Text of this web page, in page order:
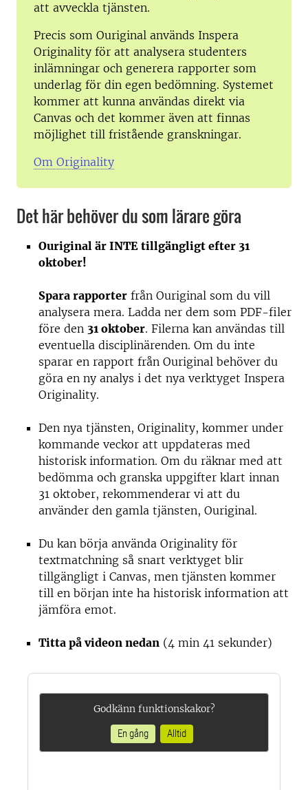
att avveckla tjänsten.
Precis som Ouriginal används Inspera
Originality för att analysera studenters
inlämningar och generera rapporter som
underlag för din egen bedömning. Systemet
kommer att kunna användas direkt via
Canvas och det kommer även att finnas
möjlighet till fristående granskningar.
Om Originality
Det här behöver du som lärare göra
Ouriginal är INTE tillgängligt efter 31
oktober!
Spara rapporter från Ouriginal som du vill
analysera mera. Ladda ner dem som PDF-filer
före den 31 oktober. Filerna kan användas till
eventuella disciplinärenden. Om du inte
sparar en rapport från Ouriginal behöver du
göra en ny analys i det nya verktyget Inspera
Originality.
Den nya tjänsten, Originality, kommer under
kommande veckor att uppdateras med
historisk information. Om du räknar med att
bedömma och granska uppgifter klart innan
31 oktober, rekommenderar vi att du
använder den gamla tjänsten, Ouriginal.
Du kan börja använda Originality för
textmatchning så snart verktyget blir
tillgängligt i Canvas, men tjänsten kommer
till en början inte ha historisk information att
jämföra emot.
Titta på videon nedan (4 min 41 sekunder)
Godkänn funktionskakor?
En gång
Alltid